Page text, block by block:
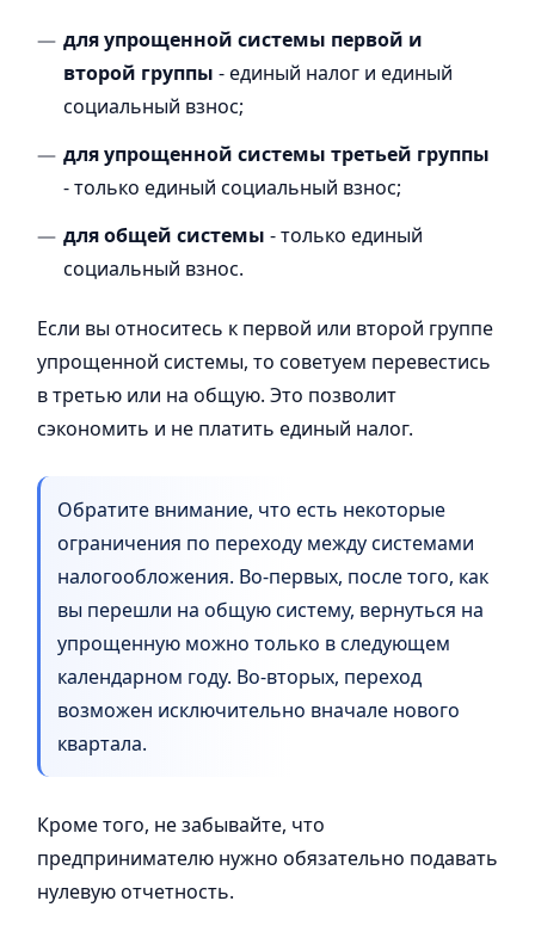
для упрощенной системы первой и
второй группы - единый налог и единый
социальный взнос;
для упрощенной системы третьей группы
- только единый социальный взнос;
для общей системы - только единый
социальный взнос.
Если вы относитесь к первой или второй группе
упрощенной системы, то советуем перевестись
в третью или на общую. Это позволит
сэкономить и не платить единый налог.
Обратите внимание, что есть некоторые
ограничения по переходу между системами
налогообложения. Во-первых, после того, как
вы перешли на общую систему, вернуться на
упрощенную можно только в следующем
календарном году. Во-вторых, переход
возможен исключительно вначале нового
квартала.
Кроме того, не забывайте, что
предпринимателю нужно обязательно подавать
нулевую отчетность.